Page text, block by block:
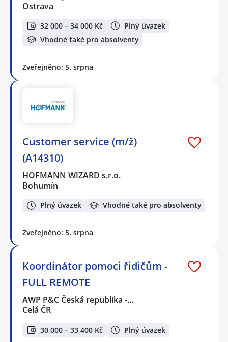
Ostrava
32 000 – 34 000 Kč
Plný úvazek
Vhodné také pro absolventy
Zveřejněno: 5. srpna
Customer service (m/ž)
(A14310)
HOFMANN WIZARD s.r.o.
Bohumín
Plný úvazek Vhodné také pro absolventy
Zveřejněno: 5. srpna
Koordinátor pomoci řidičům -
FULL REMOTE
AWP P&C Česká republika -…
Celá ČR
30 000 – 33 400 Kč Plný úvazek